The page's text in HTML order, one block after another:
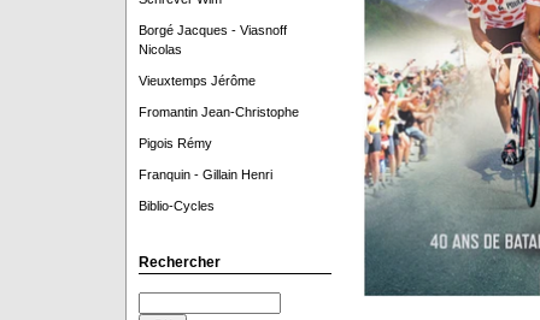
Borgé Jacques - Viasnoff
Nicolas
Vieuxtemps Jérôme
Fromantin Jean-Christophe
Pigois Rémy
Franquin - Gillain Henri
Biblio-Cycles
Rechercher